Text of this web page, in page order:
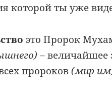
которой ты уже
это Пророк
–
пророков(мир